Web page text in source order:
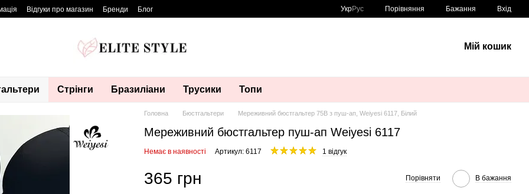
Відгуки про магазин Бренди Блог УкрРус Порівняння Бажання Вхід
Мій кошик
Стрінги Бразиліани Трусики Топи
Головна Бюстгальтери Мереживний бюстгальтер 75B з пуш-ап, Weiyesi 6117, Білий
Мереживний бюстгальтер пуш-ап Weiyesi 6117
Немає в наявності Артикул: 6117 1 відгук
365 грн Порівняти В бажання